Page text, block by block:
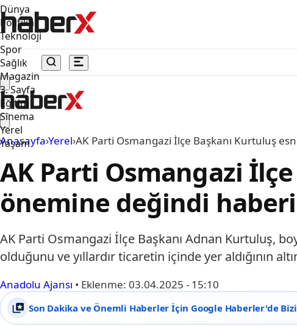
Dünya
Politika
Teknoloji
Spor
Sağlık
Magazin
3. Sayfa
Eğitim
Sinema
Yerel
Yaşam
Anasayfa›Yerel›AK Parti Osmangazi İlçe Başkanı Kurtuluş
AK Parti Osmangazi
önemine değindi haberi
AK Parti Osmangazi İlçe Başkanı Adnan Kurtuluş,
olduğunu ve yıllardır ticaretin içinde yer aldığının
Anadolu Ajansı • Eklenme: 03.04.2025 - 15:10
Son Dakika ve Önemli Haberler İçin Google Haberler'de